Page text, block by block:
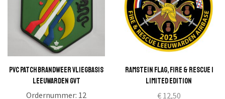
77
jaar
aantal
PVC Patch brandweer Vliegbasis
Leeuwarden GVT
Ordernummer: 12
Ramstein flag, fire & rescue |
Limited edition
€12,50